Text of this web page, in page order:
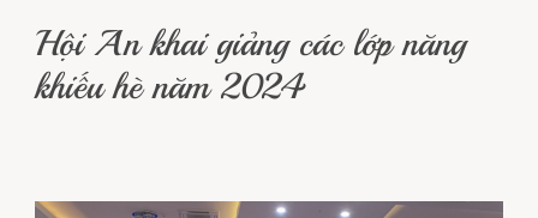
Hội An khai giảng các lớp năng
khiếu hè năm 2024